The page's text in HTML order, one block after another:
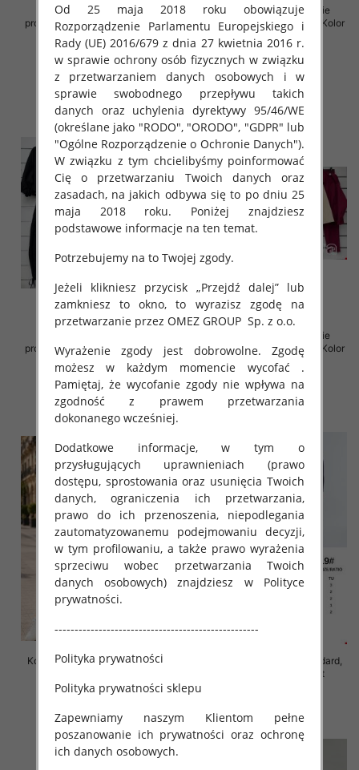
Komplet damskie (Włoskie
produkt) Roz Standard, Mix Kolor
Paczka 5 szt
92.00 zł
szczegóły
Komplet damskie (Włoskie
produkt) Roz Standard, Mix Kolor
Paczka 5 szt
125.00 zł
szczegóły
produkt) Roz Standard, Mix Kolor
Paczka 5 szt
125.00 zł
szczegóły
Komplet damskie (Włoskie
produkt) Roz Standard, Mix Kolor
Paczka 5 szt
92.00 zł
szczegóły
Komplet damskie Roz Standard,
55.00 zł
szczegóły
Komplet damskie Roz Standard,
Mix Kolor Paczka 12 szt
szczegóły
Od 25 maja 2018 roku obowiązuje
Rozporządzenie Parlamentu Europejskiego i
Rady (UE) 2016/679 z dnia 27 kwietnia 2016 r.
w sprawie ochrony osób fizycznych w związku
z przetwarzaniem danych osobowych i w
sprawie swobodnego przepływu takich
danych oraz uchylenia dyrektywy 95/46/WE
(określane jako "RODO", "ORODO", "GDPR" lub
"Ogólne Rozporządzenie o Ochronie Danych").
W związku z tym chcielibyśmy poinformować
Cię o przetwarzaniu Twoich danych oraz
zasadach, na jakich odbywa się to po dniu 25
maja 2018 roku. Poniżej znajdziesz
podstawowe informacje na ten temat.
Potrzebujemy na to Twojej zgody.
Jeżeli klikniesz przycisk „Przejdź dalej” lub
zamkniesz to okno, to wyrazisz zgodę na
przetwarzanie przez OMEZ GROUP Sp. z o.o.
Wyrażenie zgody jest dobrowolne. Zgodę
możesz w każdym momencie wycofać .
Pamiętaj, że wycofanie zgody nie wpływa na
zgodność z prawem przetwarzania
dokonanego wcześniej.
Dodatkowe informacje, w tym o
przysługujących uprawnieniach (prawo
dostępu, sprostowania oraz usunięcia Twoich
danych, ograniczenia ich przetwarzania,
prawo do ich przenoszenia, niepodlegania
zautomatyzowanemu podejmowaniu decyzji,
w tym profilowaniu, a także prawo wyrażenia
sprzeciwu wobec przetwarzania Twoich
danych osobowych) znajdziesz w Polityce
prywatności.
---------------------------------------------------
Polityka prywatności
Polityka prywatności sklepu
Zapewniamy naszym Klientom pełne
poszanowanie ich prywatności oraz ochronę
ich danych osobowych.